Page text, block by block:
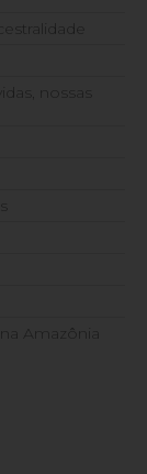
nossas
Amazônia